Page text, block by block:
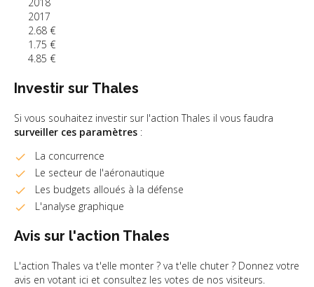
2017
2.68 €
1.75 €
4.85 €
Investir sur Thales
Si vous souhaitez investir sur l'action Thales il vous faudra
surveiller ces paramètres :
La concurrence
Le secteur de l'aéronautique
Les budgets alloués à la défense
L'analyse graphique
Avis sur l'action Thales
L'action Thales va t'elle monter ? va t'elle chuter ? Donnez votre
avis en votant ici et consultez les votes de nos visiteurs.